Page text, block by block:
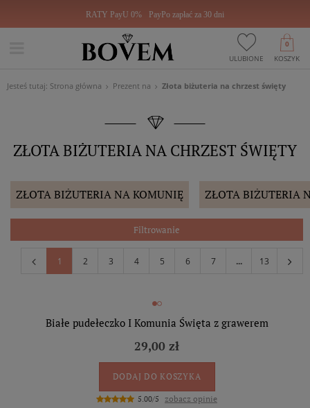
RATY PayU 0% PayPo zapłać za 30 dni
ULUBIONE KOSZYK
0
Jesteś tutaj: Strona główna Prezent na Złota biżuteria na chrzest święty
ZŁOTA BIŻUTERIA NA CHRZEST ŚWIĘTY
ZŁOTA BIŻUTERIA NA KOMUNIĘ ZŁOTA BIŻUTERIA
Filtrowanie
1 2 3 4 5 6 7 ... 13
Białe pudełeczko I Komunia Święta z grawerem
29,00 zł
DODAJ DO KOSZYKA
5.00/5 zobacz opinie